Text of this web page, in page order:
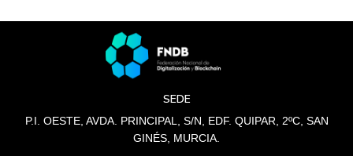
SEDE
P.I. OESTE, AVDA. PRINCIPAL, S/N, EDF. QUIPAR, 2ºC, SAN
GINÉS, MURCIA.